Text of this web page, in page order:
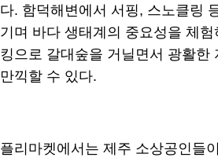
다. 함덕해변에서 서핑, 스노클링
기며 바다 생태계의 중요성을 체
킹으로 갈대숲을 거닐면서 광활한
만끽할 수 있다.
플리마켓에서는 제주 소상공인들